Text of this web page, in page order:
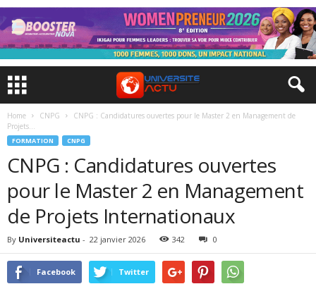
Home CNPG
CNPG : Candidatures ouvertes pour le Master 2 en Management de
Projets...
FORMATION CNPG
CNPG : Candidatures ouvertes
pour le Master 2 en Management
de Projets Internationaux
By Universiteactu - 22 janvier 2026 342 0
Facebook Twitter